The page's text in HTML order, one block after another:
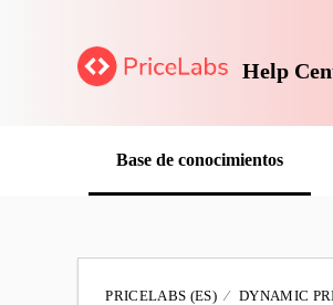
Help
Base de conocimientos
PRICELABS (ES) DYNAMIC